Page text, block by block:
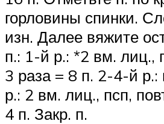
горловины спинки.
изн. Далее вяжите
п.: 1-й р.: *2 вм. лиц.,
3 раза = 8 п. 2-4-й р.:
р.: 2 вм. лиц., псп,
4 п. Закр. п.